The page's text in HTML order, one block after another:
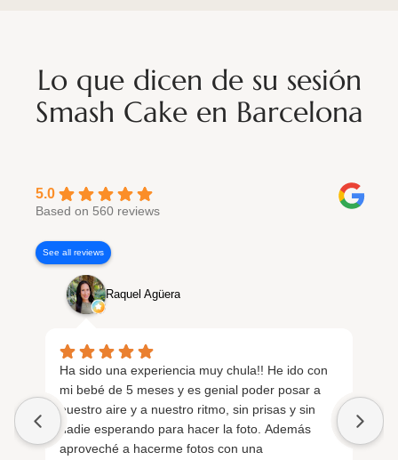
Lo que dicen de su sesión
Smash Cake en Barcelona
5.0
Based on 560 reviews
See all reviews
Raquel Agüera
Ha sido una experiencia muy chula!! He ido con
mi bebé de 5 meses y es genial poder posar a
nuestro aire y a nuestro ritmo, sin prisas y sin
nadie esperando para hacer la foto. Además
aproveché a hacerme fotos con una